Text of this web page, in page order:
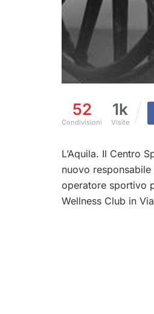
52
Condivisioni
1k
Visite
L’Aquila. Il Centro
nuovo
operatore sportivo
Wellness Club in